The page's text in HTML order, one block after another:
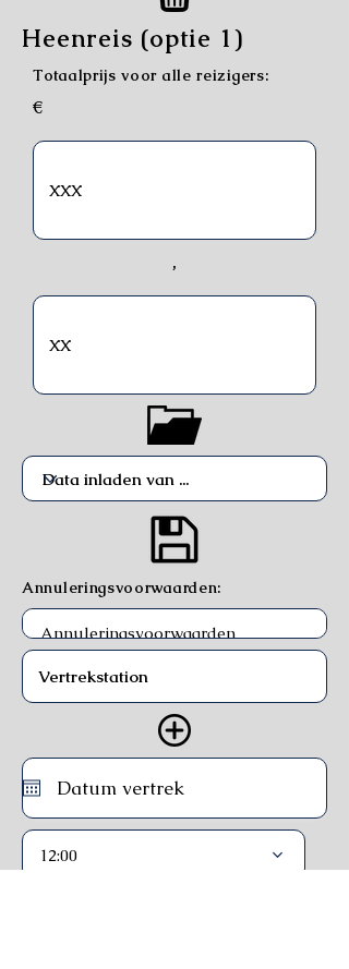
Heenreis (optie 1)
Totaalprijs voor alle reizigers:
€
,
Annuleringsvoorwaarden:
12:00